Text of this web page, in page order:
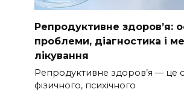
Репродуктивне здоров’я:
проблеми, діагностика і
лікування
Репродуктивне здоров’я — це
фізичного, психічного